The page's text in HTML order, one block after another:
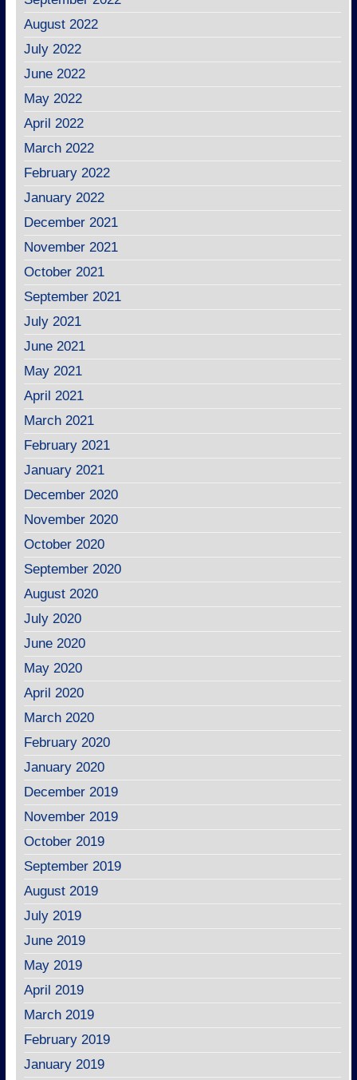
August 2022
July 2022
June 2022
May 2022
April 2022
March 2022
February 2022
January 2022
December 2021
November 2021
October 2021
September 2021
July 2021
June 2021
May 2021
April 2021
March 2021
February 2021
January 2021
December 2020
November 2020
October 2020
September 2020
August 2020
July 2020
June 2020
May 2020
April 2020
March 2020
February 2020
January 2020
December 2019
November 2019
October 2019
September 2019
August 2019
July 2019
June 2019
May 2019
April 2019
March 2019
February 2019
January 2019